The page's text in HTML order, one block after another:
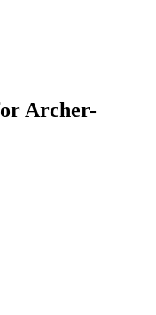
Archer-